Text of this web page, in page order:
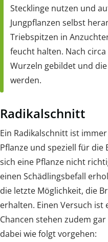
Stecklinge nutzen und
Jungpflanzen selbst
Triebspitzen in
feucht halten. Nach
Wurzeln gebildet und
werden.
Radikalschnitt
Ein Radikalschnitt ist
Pflanze und speziell für die
sich eine Pflanze nicht
einen Schädlingsbefall
die letzte Möglichkeit, die
erhalten. Einen Versuch ist
Chancen stehen zudem
dabei wie folgt vorgehen: